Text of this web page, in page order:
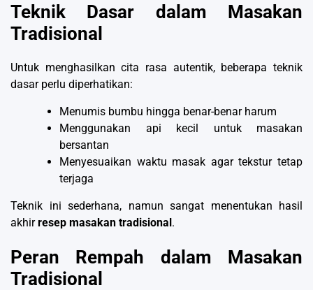
Teknik Dasar dalam Masakan
Tradisional
Untuk menghasilkan cita rasa autentik, beberapa teknik
dasar perlu diperhatikan:
Menumis bumbu hingga benar-benar harum
Menggunakan api kecil untuk masakan
bersantan
Menyesuaikan waktu masak agar tekstur tetap
terjaga
Teknik ini sederhana, namun sangat menentukan hasil
akhirresep masakan tradisional .
Peran Rempah dalam Masakan
Tradisional